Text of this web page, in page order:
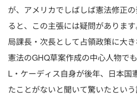
が、アメリカでしばしば憲法修正
ると、この主張には疑問がありま
局課長・次長として占領政策に大
憲法のGHQ草案作成の中心人物で
L・ケーディス自身が後年、日本国
たことがないと聞いて驚いたとい